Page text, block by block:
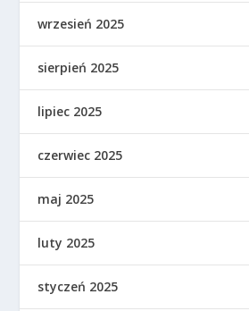
wrzesień 2025
sierpień 2025
lipiec 2025
czerwiec 2025
maj 2025
luty 2025
styczeń 2025